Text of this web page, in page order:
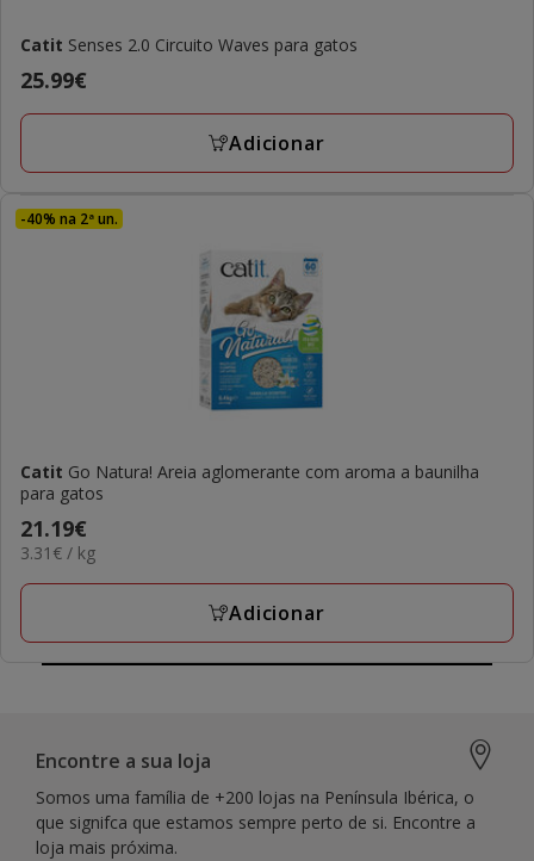
Catit Senses 2.0 Circuito Waves para gatos
Preço
25.99€
25.99€
Adicionar
-40% na 2ª un.
Catit Go Natura! Areia aglomerante com aroma a baunilha
para gatos
Preço
21.19€
21.19€
3.31€
KG
3.31€ / kg
Adicionar
Encontre a sua loja
Somos uma família de +200 lojas na Península Ibérica, o
que signifca que estamos sempre perto de si. Encontre a
loja mais próxima.